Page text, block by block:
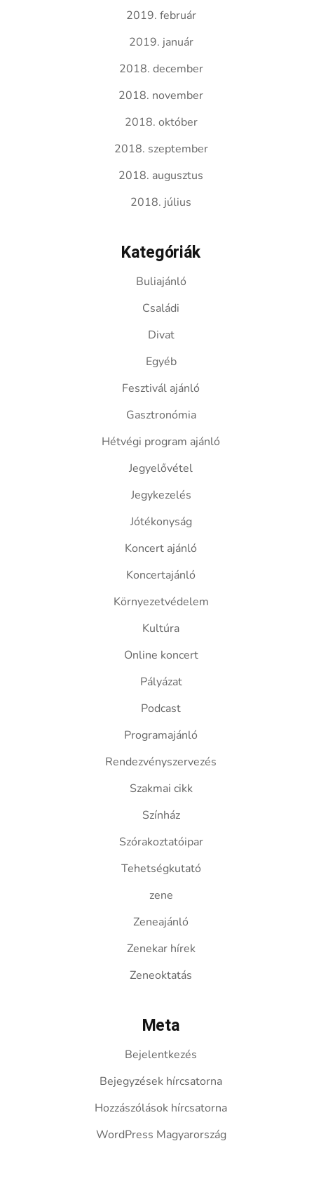
2019. február
2019. január
2018. december
2018. november
2018. október
2018. szeptember
2018. augusztus
2018. július
Kategóriák
Buliajánló
Családi
Divat
Egyéb
Fesztivál ajánló
Gasztronómia
Hétvégi program ajánló
Jegyelővétel
Jegykezelés
Jótékonyság
Koncert ajánló
Koncertajánló
Környezetvédelem
Kultúra
Online koncert
Pályázat
Podcast
Programajánló
Rendezvényszervezés
Szakmai cikk
Színház
Szórakoztatóipar
Tehetségkutató
zene
Zeneajánló
Zenekar hírek
Zeneoktatás
Meta
Bejelentkezés
Bejegyzések hírcsatorna
Hozzászólások hírcsatorna
WordPress Magyarország